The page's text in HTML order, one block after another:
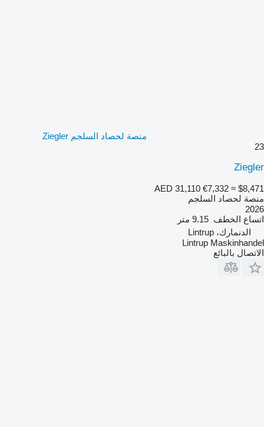
منصة لحصاد السلجم Ziegler
23
Ziegler
AED 31,110 €7,332 ≈ $8,471
منصة لحصاد السلجم
2026
اتساع الخطف 9.15 متر
الدنمارك، Lintrup
Lintrup Maskinhandel
الاتصال بالبائع